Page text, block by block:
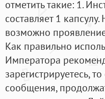
отметить такие: 1.
составляет 1
возможно
Как правильно
Императора
зарегистрируетесь,
сообщения,